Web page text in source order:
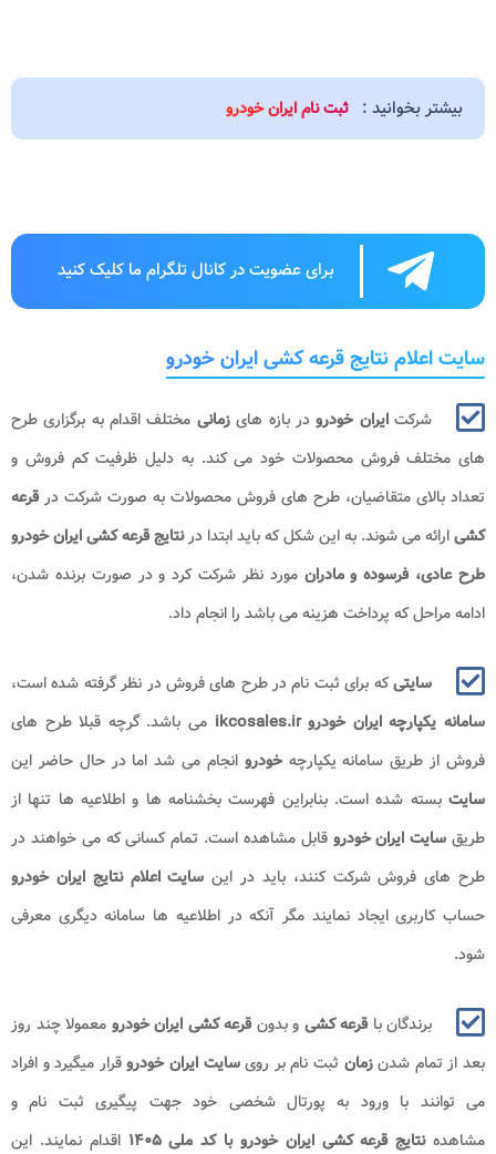
بیشتر بخوانید : ثبت نام ایران خودرو
برای عضویت در کانال تلگرام ما کلیک کنید
سایت اعلام نتایج قرعه کشی ایران خودرو
شرکتایران خودرودر بازه هایزمانی مختلف اقدام به برگزاری طرح
های مختلف فروش محصولات خود می کند. به دلیل ظرفیت کم فروش و
تعداد بالای متقاضیان، طرح های فروش محصولات به صورت شرکت درقرعه
کشیارائه می شوند. به این شکل که باید ابتدا درنتایج قرعه کشی ایران خودرو
طرح عادی، فرسوده و مادران مورد نظر شرکت کرد و در صورت برنده شدن،
ادامه مراحل که پرداخت هزینه می باشد را انجام داد.
سایتیکه برای ثبت نام در طرح های فروش در نظر گرفته شده است،
سامانه یکپارچه ایران خودرو ikcosales.ir
می باشد. گرچه قبلا طرح های
فروش از طریق سامانه یکپارچهخودروانجام می شد اما در حال حاضر این
سایتبسته شده است. بنابراین فهرست بخشنامه ها و اطلاعیه ها تنها از
طریق سایت ایران خودرو قابل مشاهده است. تمام کسانی که می خواهند در
طرح های فروش شرکت کنند، باید در این سایت اعلام نتایج ایران خودرو
حساب کاربری ایجاد نمایند مگر آنکه در اطلاعیه ها سامانه دیگری معرفی
شود.
برندگان باقرعه کشی و بدونقرعه کشی ایران خودرو معمولا چند روز
بعد از تمام شدنزمان ثبت نام بر رویسایت ایران خودروقرار میگیرد و افراد
می توانند با ورود به پورتال شخصی خود جهت پیگیری ثبت نام و
مشاهدهنتایج قرعه کشی ایران خودرو با کد ملی ۱۴۰۵
اقدام نمایند. این